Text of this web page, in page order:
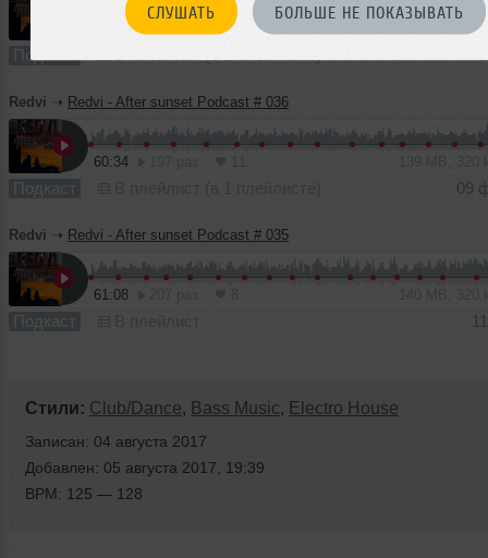
СЛУШАТЬ БОЛЬШЕ НЕ ПОКАЗЫВАТЬ
59:37 19 137 MB,
Подкаст
Redvi ➝ Redvi - After sunset Podcast # 036
60:34
Подкаст 09
Redvi ➝ Redvi - After sunset Podcast # 035
61:08
Подкаст
Стили: Club/Dance, Bass Music, Electro House
Записан: 04 августа 2017
Добавлен: 05 августа 2017, 19:39
BPM: 125 — 128